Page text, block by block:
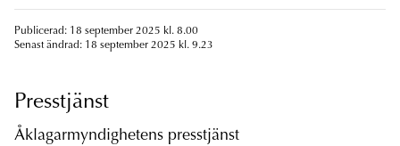
Publicerad: 18 september 2025 kl. 8.00
Senast ändrad: 18 september 2025 kl. 9.23
Presstjänst
Åklagarmyndighetens presstjänst